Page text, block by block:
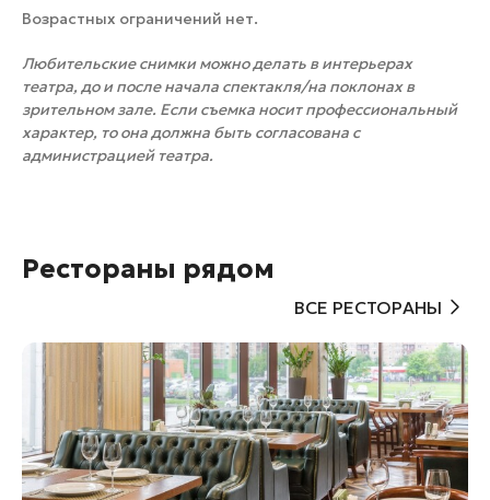
Возрастных ограничений нет.
Любительские снимки можно делать в интерьерах
театра, до и после начала спектакля/на поклонах в
зрительном зале. Если съемка носит профессиональный
характер, то она должна быть согласована с
администрацией театра.
Рестораны рядом
ВСЕ РЕСТОРАНЫ